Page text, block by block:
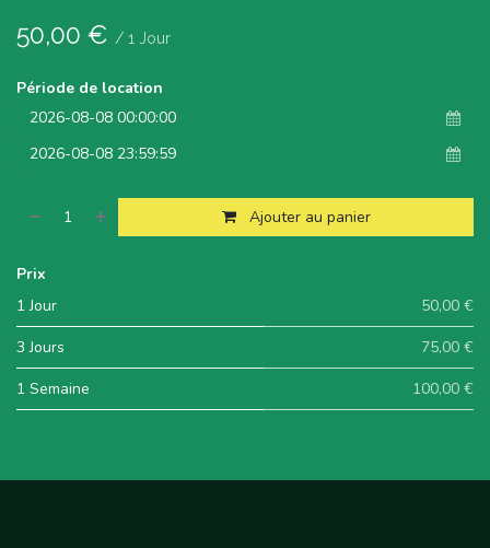
50,00 € / 1 Jour
Période de location
Ajouter au panier
Prix
1 Jour
50,00 €
3 Jours
75,00 €
1 Semaine
100,00 €